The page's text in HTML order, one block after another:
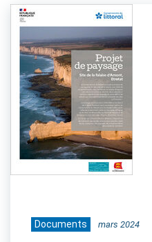
Documents mars 2024